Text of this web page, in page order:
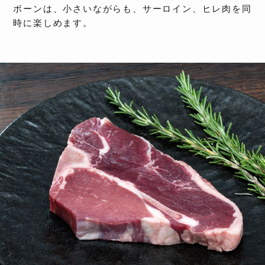
ボーンは、小さいながらも、サーロイン、ヒレ肉を同
時に楽しめます。